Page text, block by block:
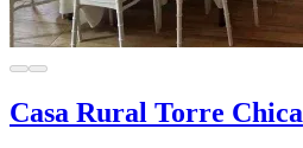
Casa Rural Torre Chica